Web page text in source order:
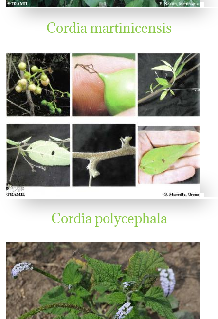
Cordia martinicensis
Cordia polycephala